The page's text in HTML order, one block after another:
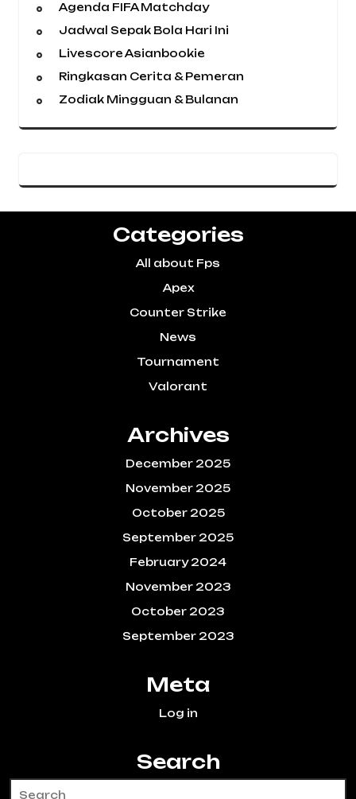
Agenda FIFA Matchday
Jadwal Sepak Bola Hari Ini
Livescore Asianbookie
Ringkasan Cerita & Pemeran
Zodiak Mingguan & Bulanan
Categories
All about Fps
Apex
Counter Strike
News
Tournament
Valorant
Archives
December 2025
November 2025
October 2025
September 2025
February 2024
November 2023
October 2023
September 2023
Meta
Log in
Search